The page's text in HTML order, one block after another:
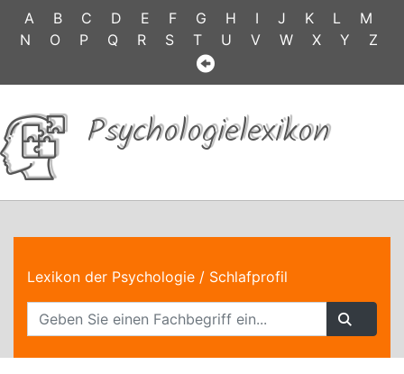
A B C D E F G H I J K L
M
N
O P Q R S T U V W X Y Z
Psychologielexikon
Lexikon der Psychologie / Schlafprofil